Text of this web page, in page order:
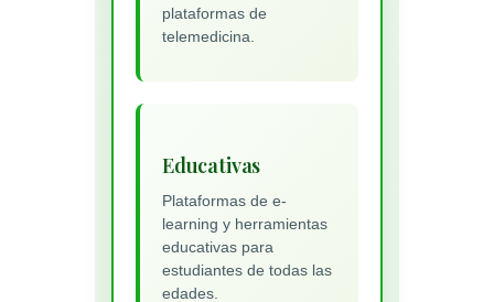
plataformas de
telemedicina.
Educativas
Plataformas de e-
learning y herramientas
educativas para
estudiantes de todas las
edades.